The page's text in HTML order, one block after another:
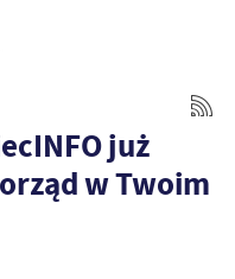
już
w Twoim